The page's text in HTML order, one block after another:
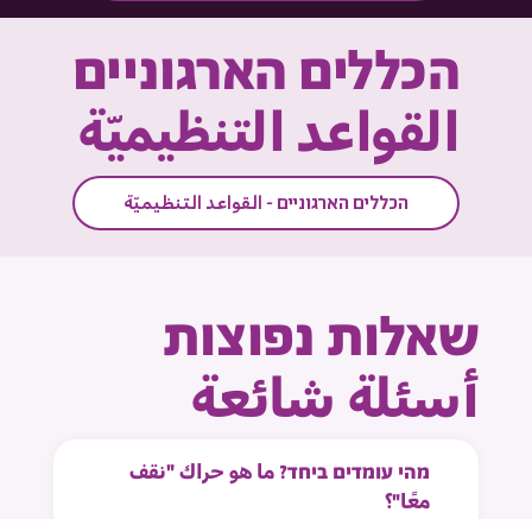
حول إقامة نشاطات تفاعلية على المستوى القطري.
הכללים הארגוניים
القواعد التنظيميّة
הכללים הארגוניים - القواعد التنظيميّة
שאלות נפוצות
أسئلة شائعة
מהי עומדים ביחד? ما هو حراك "نقف
معًا"؟